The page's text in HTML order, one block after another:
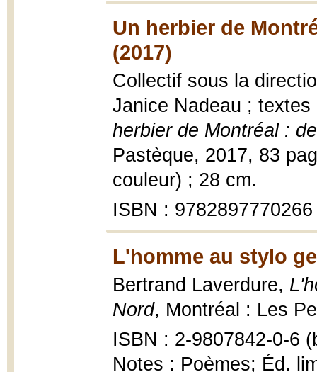
Un herbier de
(2017)
Collectif sous la
Janice Nadeau ;
herbier de Montréal :
Pastèque, 2017, 83
couleur) ; 28 cm.
ISBN : 9782897770266
L'homme au stylo
Bertrand Laverdure,
Nord, Montréal : Les
ISBN : 2-9807842-0-6
Notes : Poèmes; Éd.